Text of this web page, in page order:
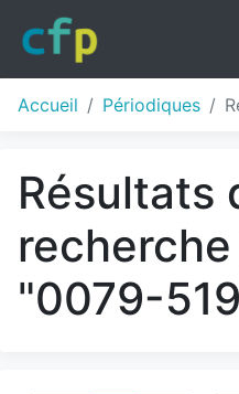
Accueil Périodiques
Résultats
"0079-